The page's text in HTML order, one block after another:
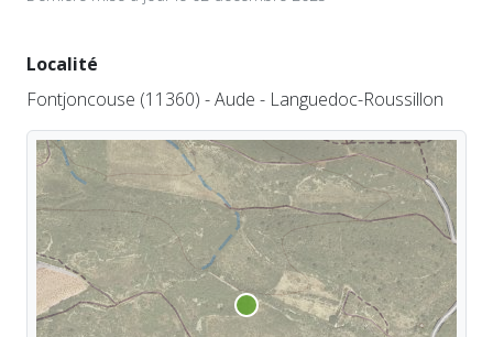
Localité
Fontjoncouse (11360) - Aude - Languedoc-Roussillon